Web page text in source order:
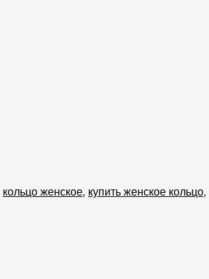
кольцо женское, купить женское кольцо,